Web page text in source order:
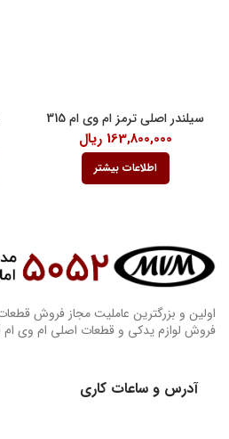
سیلندر اصلی ترمز ام وی ام 315
163,800,000 ریال
اطلاعات بیشتر
اولین و بزرگترین عاملیت مجاز فروش
فروش لوازم یدکی و قطعات اصلی ام وی ام MVM و چری Chery
آدرس و ساعات کاری